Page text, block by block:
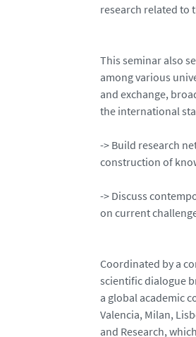
n
o
l
e
-
a
g
i
-
r
m
a
i
n
research related to
This seminar also
among various
and exchange,
the international
-> Build research
construction of
-> Discuss
on current
Coordinated by a
scientific dialogue
a global academic
Valencia, Milan,
and Research,